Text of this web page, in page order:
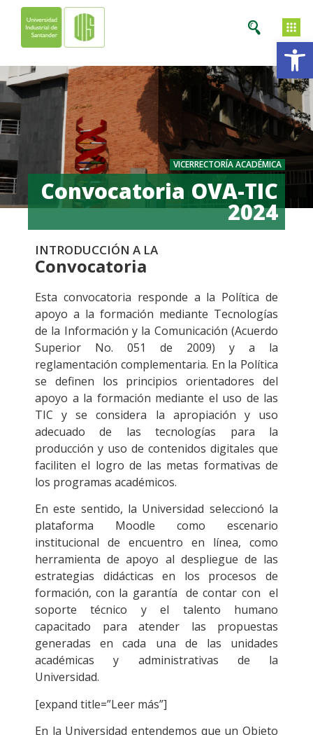
VICERRECTORÍA ACADÉMICA
Convocatoria OVA-TIC
2024
INTRODUCCIÓN A LA
Convocatoria
Esta convocatoria responde a la Política de
apoyo a la formación mediante Tecnologías
de la Información y la Comunicación (Acuerdo
Superior No. 051 de 2009) y a la
reglamentación complementaria. En la Política
se definen los principios orientadores del
apoyo a la formación mediante el uso de las
TIC y se considera la apropiación y uso
adecuado de las tecnologías para la
producción y uso de contenidos digitales que
faciliten el logro de las metas formativas de
los programas académicos.
En este sentido, la Universidad seleccionó la
plataforma Moodle como escenario
institucional de encuentro en línea, como
herramienta de apoyo al despliegue de las
estrategias didácticas en los procesos de
formación, con la garantía de contar con el
soporte técnico y el talento humano
capacitado para atender las propuestas
generadas en cada una de las unidades
académicas y administrativas de la
Universidad.
[expand title=”Leer más”]
En la Universidad entendemos que un Objeto